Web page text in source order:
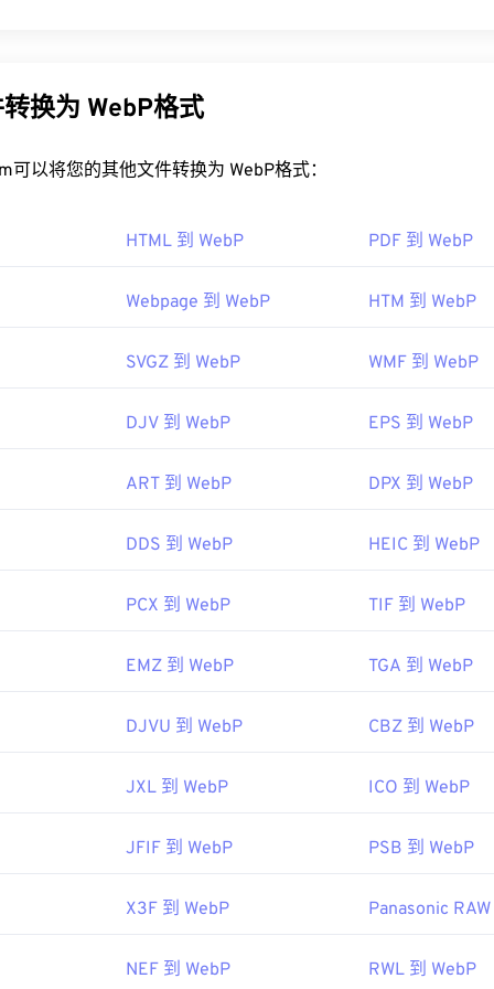
用上的加载速度非常快。
和 。此外，还可以尝试
Windows Photo Viewer和 Adob​​e Photoshop之前，请
于 WebP 压缩的文章
换为 WebP格式
可以将您的其他文件转换为 WebP格式：
HTML 到 WebP PDF 到 WebP
Webpage 到 WebP HTM 到 WebP
SVGZ 到 WebP WMF 到 WebP
DJV 到 WebP EPS 到 WebP
ART 到 WebP DPX 到 WebP
DDS 到 WebP HEIC 到 WebP
PCX 到 WebP TIF 到 WebP
EMZ 到 WebP TGA 到 WebP
DJVU 到 WebP CBZ 到 WebP
JXL 到 WebP ICO 到 WebP
JFIF 到 WebP PSB 到 WebP
X3F 到 WebP Panasonic
NEF 到 WebP RWL 到 WebP